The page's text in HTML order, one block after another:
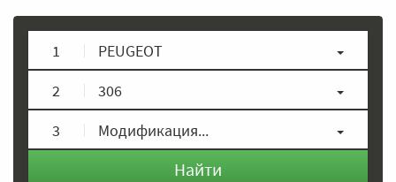
1
PEUGEOT
2
306
3
Модификация...
Найти